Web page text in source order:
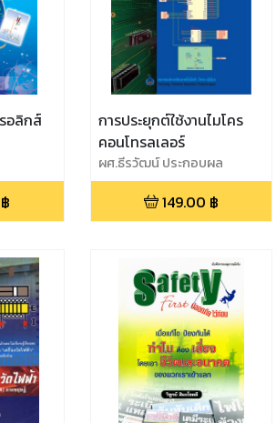
อลิกส์
฿
การประยุกต์ใช้งานไมโคร
คอนโทรลเลอร์
ผศ.ธีรวัฒน์ ประกอบผล
149.00 ฿